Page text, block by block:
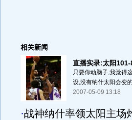
相关新闻
直播实录:太阳
只要你动脑子,我觉得
设,没有纳什太阳会变
2007-05-09 13:18
·战神纳什率领太阳主场